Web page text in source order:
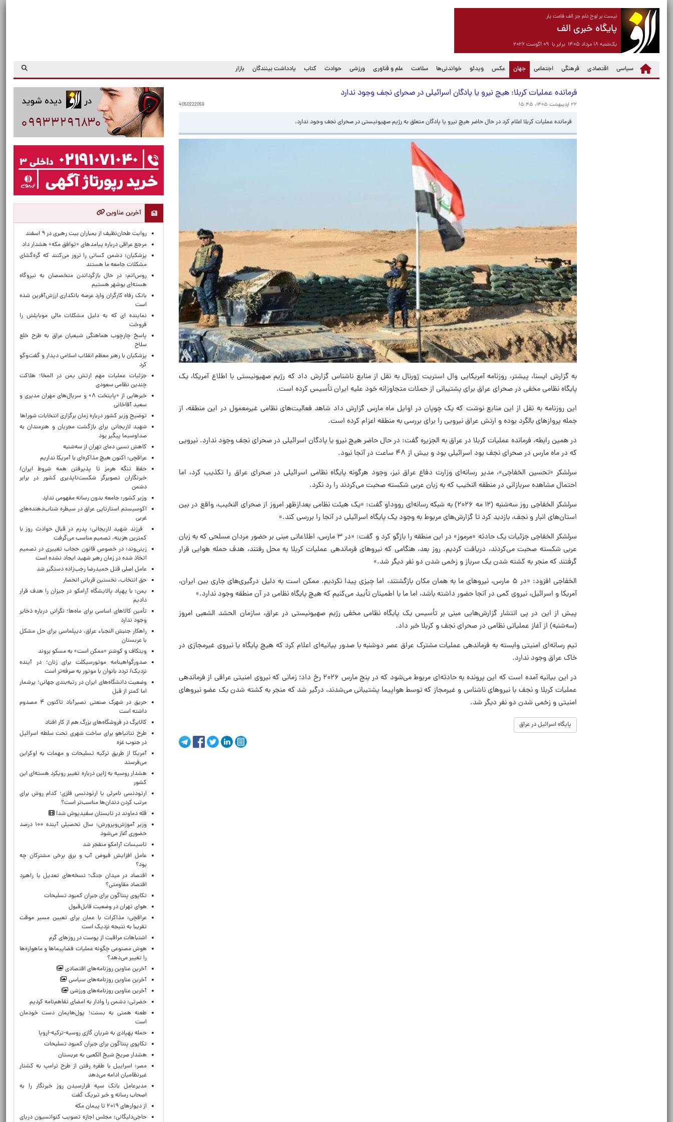
نیست بر لوح دلم جز الف قامت یار
پایگاه خبری الف
یک‌شنبه ۱۸ مرداد ۱۴۰۵ برابر با ۰۹ آگوست ۲۰۲۶
سیاسی اقتصادی فرهنگی اجتماعی جهان
(current) عکس ویدئو خواندنی‌ها سلامت علم و فناوری ورزشی حوادث کتاب یادداشت بینندگان بازار
فرمانده عملیات کربلا: هیچ نیرو یا پادگان اسرائیلی در صحرای نجف وجود ندارد
۲۲ اردیبهشت ۱۴۰۵، ۱۵:۴۵ 4050222059
فرمانده عملیات کربلا اعلام کرد در حال حاضر هیچ نیرو یا پادگان متعلق به رژیم صهیونیستی در صحرای نجف وجود ندارد.
به گزارش ایسنا، پیشتر، روزنامه آمریکایی وال استریت ژورنال به نقل از منابع ناشناس گزارش داد که رژیم صهیونیستی با اطلاع آمریکا، یک
پایگاه نظامی مخفی در صحرای عراق برای پشتیبانی از حملات متجاوزانه خود علیه ایران تأسیس کرده است.
این روزنامه به نقل از این منابع نوشت که یک چوپان در اوایل ماه مارس گزارش داد شاهد فعالیت‌های نظامی غیرمعمول در این منطقه، از
جمله پروازهای بالگرد بوده و ارتش عراق نیرویی را برای بررسی به منطقه اعزام کرده است.
در همین رابطه، فرمانده عملیات کربلا در عراق به الجزیره گفت: در حال حاضر هیچ نیرو یا پادگان اسرائیلی در صحرای نجف وجود ندارد. نیرویی
که در ماه مارس در صحرای نجف بود اسرائیلی بود و بیش از ۴۸ ساعت در آنجا نبود.
سرلشکر «تحسین الخفاجی»، مدیر رسانه‌ای وزارت دفاع عراق نیز، وجود هرگونه پایگاه نظامی اسرائیلی در صحرای عراق را تکذیب کرد، اما
احتمال مشاهده سربازانی در منطقه النخیب که به زبان عربی شکسته صحبت می‌کردند را رد نکرد.
سرلشکر الخفاجی روز سه‌شنبه (۱۲ مه ۲۰۲۶) به شبکه رسانه‌ای رووداو گفت: «یک هیئت نظامی بعدازظهر امروز از صحرای النخیب، واقع در بین
استان‌های انبار و نجف، بازدید کرد تا گزارش‌های مربوط به وجود یک پایگاه اسرائیلی در آنجا را بررسی کند.»
سرلشکر الخفاجی جزئیات یک حادثه «مرموز» در این منطقه را بازگو کرد و گفت: «در ۳ مارس، اطلاعاتی مبنی بر حضور مردان مسلحی که به زبان
عربی شکسته صحبت می‌کردند، دریافت کردیم. روز بعد، هنگامی که نیروهای فرماندهی عملیات کربلا به محل رفتند، هدف حمله هوایی قرار
گرفتند که منجر به کشته شدن یک سرباز و زخمی شدن دو نفر دیگر شد.»
الخفاجی افزود: «در ۵ مارس، نیروهای ما به همان مکان بازگشتند، اما چیزی پیدا نکردیم. ممکن است به دلیل درگیری‌های جاری بین ایران،
آمریکا و اسرائیل، نیروی کمی در آنجا حضور داشته باشد، اما ما با اطمینان تأیید می‌کنیم که هیچ پایگاه نظامی در آن منطقه وجود ندارد.»
پیش از این در پی انتشار گزارش‌هایی مبنی‌ بر تأسیس یک پایگاه نظامی مخفی رژیم صهیونیستی در عراق، سازمان الحشد الشعبی امروز
(سه‌شنبه) از آغاز عملیاتی نظامی در صحرای نجف و کربلا خبر داد.
تیم رسانه‌ای امنیتی وابسته به فرماندهی عملیات مشترک عراق عصر دوشنبه با صدور بیانیه‌ای اعلام کرد که هیچ پایگاه یا نیروی غیرمجازی در
خاک عراق وجود ندارد.
در این بیانیه آمده است که این پرونده به حادثه‌ای مربوط می‌شود که در پنج مارس ۲۰۲۶ رخ داد؛ زمانی که نیروی امنیتی عراقی از فرماندهی
عملیات کربلا و نجف با نیروهای ناشناس و غیرمجاز که توسط هواپیما پشتیبانی می‌شدند، درگیر شد که منجر به کشته شدن یک عضو نیروهای
امنیتی و زخمی شدن دو نفر دیگر شد.
پایگاه اسرائیل در عراق
آخرین عناوین
روایت طحان‌نظیف از بمباران بیت رهبری در ۹ اسفند
مرجع عراقی درباره پیامدهای «توافق مکه» هشدار داد
پزشکیان: دشمن کسانی را ترور می‌کنند که گره‌گشای
مشکلات جامعه ما هستند
روس‌اتم: در حال بازگرداندن متخصصان به نیروگاه
هسته‌ای بوشهر هستیم
بانک رفاه کارگران وارد عرصه بانکداری ارزش‌آفرین شده
است
نماینده ای که به دلیل مشکلات مالی موبایلش را
فروخت
پاسخ چارچوب هماهنگی شیعیان عراق به طرح خلع
سلاح
پزشکیان با رهبر معظم انقلاب اسلامی دیدار و گفت‌وگو
کرد
جزئیات عملیات مهم ارتش یمن در المخا؛ هلاکت
چندین نظامی سعودی
خبرهایی از «پایتخت ۸» و سریال‌های مهران مدیری و
سعید آقاخانی
توضیح وزیر کشور درباره زمان برگزاری انتخابات شوراها
شهید لاریجانی برای بازگشت مجریان و هنرمندان به
صداوسیما پیگیر بود
کاهش نسبی دمای تهران از سه‌شنبه
عراقچی: اکنون هیچ مذاکره‌ای با آمریکا نداریم
حفظ تنگه هرمز تا پذیرفتن همه شروط ایران/
خبرنگاران تصویرگر شکست‌ناپذیری کشور در برابر
دشمن
وزیر کشور: جامعه بدون رسانه مفهومی ندارد
اکوسیستم استارتاپی عراق در سیطره شتاب‌دهنده‌‌های
غربی
فرزند شهید لاریجانی: پدرم در قبال حوادث روز با
کمترین هزینه، تصمیم مناسب می‌گرفت
زینی‌وند: در خصوص قانون حجاب تغییری در تصمیم
اتخاذ شده در زمان رهبر شهید ایجاد نشده است
عامل اصلی قتل حمیدرضا رجب‌زاده دستگیر شد
حق انتخاب، نخستین قربانی انحصار
یمن: با پهپاد پالایشگاه آرامکو در جیزان را هدف قرار
دادیم
تأمین کالاهای اساسی برای ماه‌ها؛ نگرانی درباره ذخایر
وجود ندارد
راهکار جنبش النجباء عراق، دیپلماسی برای حل مشکل
با عربستان
ویتکاف و کوشنر «ممکن است» به مسکو بروند
صدورگواهینامه موتورسیکلت برای زنان؛ در آینده
نزدیک/ تردد بانوان با موتور به‌ صرفه‌تر است
وضعیت دانشگاه‌های ایران در رتبه‌بندی جهانی؛ پرشمار
اما کمتر از قبل
حریق در شهرک صنعتی نصیرآباد تاکنون ۴ مصدوم
داشته است
کالابرگ در فروشگاه‌های بزرگ هم از کار افتاد
طرح نتانیاهو برای ساخت شهری تحت سلطه اسرائیل
در جنوب غزه
آمریکا از طریق ترکیه تسلیحات و مهمات به اوکراین
می‌فرستد
هشدار روسیه به ژاپن درباره تغییر رویکرد هسته‌ای این
کشور
ارتودنسی نامرئی یا ارتودنسی فلزی؛ کدام روش برای
مرتب کردن دندان‌ها مناسب‌تر است؟
قله دماوند در تابستان سفیدپوش شد!
وزیر آموزش‌وپرورش: سال تحصیلی آینده ۱۰۰ درصد
حضوری آغاز می‌شود
تاسیسات آرامکو منفجر شد
عامل افزایش قبوض آب و برق برخی مشترکان چه
بود؟
اقتصاد در میدان جنگ؛ نسخه‌های تعدیل یا راهبرد
اقتصاد مقاومتی؟
تکاپوی پنتاگون برای جبران کمبود تسلیحات
هوای تهران در وضعیت قابل‌قبول
عراقچی: مذاکرات با عمان برای تعیین مسیر موقت
تقریبا به نتیجه نزدیک است
اشتباهات مراقبت از پوست در روزهای گرم
هوش مصنوعی چگونه عملیات فضاپیماها و ماهواره‌ها
را تغییر می‌دهد؟
آخرین عناوین روزنامه‌های اقتصادی
آخرین عناوین روزنامه‌های سیاسی
آخرین عناوین روزنامه‌های ورزشی
حضرتی: دشمن را وادار به امضای تفاهم‌نامه کردیم
طعنه همتی به بسنت؛ پول‌هایمان دست خودمان
است
حمله پهپادی به شریان گازی روسیه-ترکیه-اروپا
تکاپوی پنتاگون برای جبران کمبود تسلیحات
هشدار صریح شیخ الکعبی به عربستان
مصر: اسراییل با طفره رفتن از طرح ترامپ به کشتار
غیرنظامیان ادامه می‌دهد
مدیرعامل بانک سپه فرارسیدن روز خبرنگار را به
اصحاب رسانه و خبر تبریک گفت
از دیوارهای ۲۰۱۹ تا پیمان مکه
حاجی‌دلیگانی: مجلس اجازه تصویب کنوانسیون دریای